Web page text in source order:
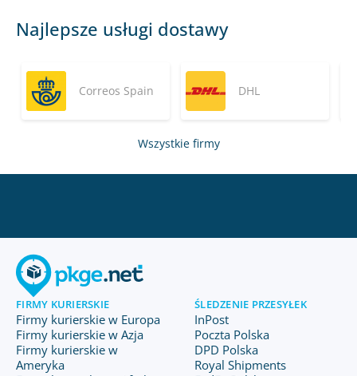
Najlepsze usługi dostawy
Correos Spain DHL
Wszystkie firmy
FIRMY KURIERSKIE
Firmy kurierskie w Europa
Firmy kurierskie w Azja
Firmy kurierskie w
Ameryka
ŚLEDZENIE PRZESYŁEK
InPost
Poczta Polska
DPD Polska
Royal Shipments